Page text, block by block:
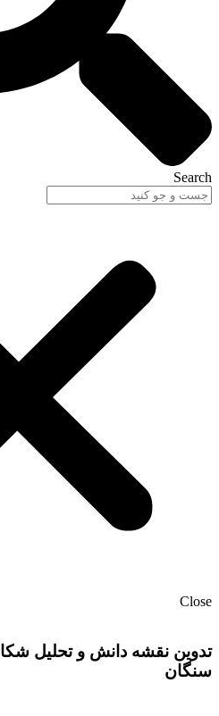
Search
Close
تدوین نقشه دانش و تحلیل
سنگان